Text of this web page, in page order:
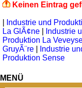
Keinen Eintrag
Industrie und
La GlÃ¢ne
Industrie
Produktion La
GruyÃ¨re
Industrie
Produktion Sense
MENÜ